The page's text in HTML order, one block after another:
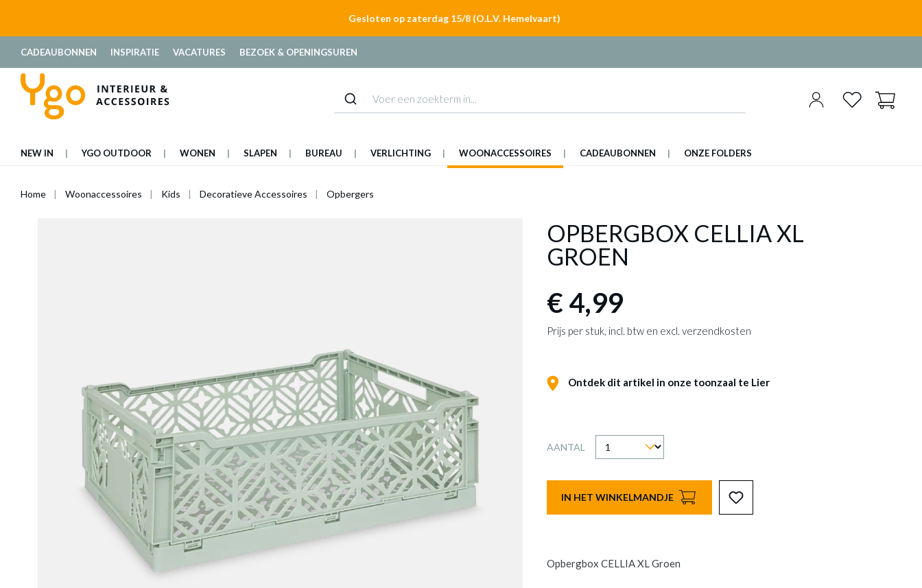
Gesloten op zaterdag 15/8 (O.L.V. Hemelvaart)
CADEAUBONNEN INSPIRATIE VACATURES BEZOEK & OPENINGSUREN
NEW IN YGO OUTDOOR WONEN SLAPEN BUREAU VERLICHTING WOONACCESSOIRES CADEAUBONNEN ONZE FOLDERS
Home Woonaccessoires Kids Decoratieve Accessoires Opbergers
OPBERGBOX CELLIA XL
GROEN
€ 4,99
Prijs per stuk, incl. btw en excl. verzendkosten
Ontdek dit artikel in onze toonzaal te Lier
AANTAL
IN HET WINKELMANDJE
Opbergbox CELLIA XL Groen